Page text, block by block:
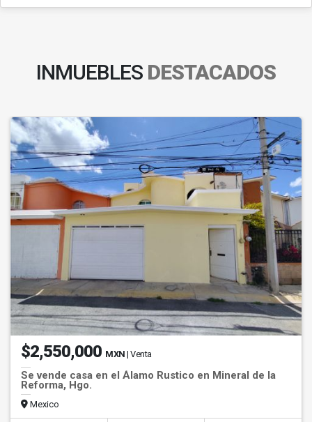
INMUEBLES DESTACADOS
$2,550,000 MXN | Venta
Se vende casa en el Álamo Rustico en Mineral de la
Reforma, Hgo.
Mexico